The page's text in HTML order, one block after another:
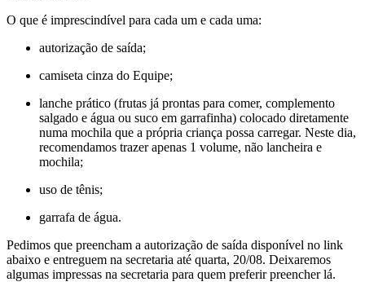
O que é imprescindível para cada um e cada uma:
autorização de saída;
camiseta cinza do Equipe;
lanche prático (frutas já prontas para comer, complemento
salgado e água ou suco em garrafinha) colocado diretamente
numa mochila que a própria criança possa carregar. Neste dia,
recomendamos trazer apenas 1 volume, não lancheira e
mochila;
uso de tênis;
garrafa de água.
Pedimos que preencham a autorização de saída disponível no link
abaixo e entreguem na secretaria até quarta, 20/08. Deixaremos
algumas impressas na secretaria para quem preferir preencher lá.